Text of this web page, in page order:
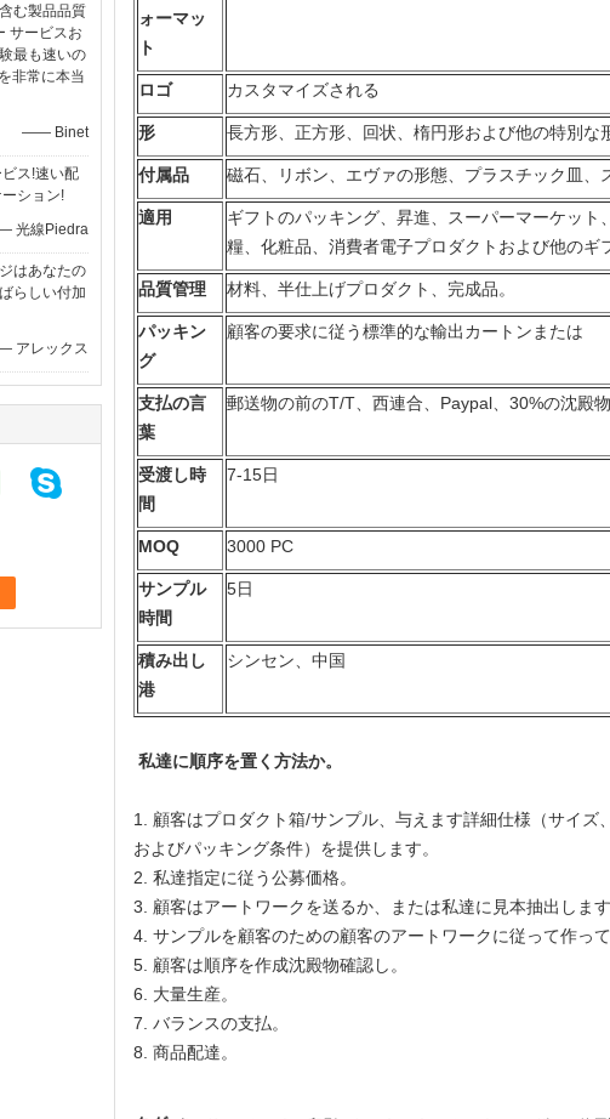
む製品品質
サービスお
最も速いの
非常に本当
—— Binet
ス!速い配
ション!
光線Piedra
はあなたの
らしい付加
アレックス
ォーマッ
ト
ロゴ カスタマイズされる
形 長方形、正方形、回状、楕円形および他の特別な
付属品 磁石、リボン、エヴァの形態、プラスチック皿、
適用
ギフトのパッキング、昇進、スーパーマーケット
糧、化粧品、消費者電子プロダクトおよび他のギ
品質管理 材料、半仕上げプロダクト、完成品。
パッキン
グ
顧客の要求に従う標準的な輸出カートンまたは
支払の言
葉
郵送物の前のT/T、西連合、Paypal、30%の沈殿
受渡し時
間
7-15日
MOQ 3000 PC
サンプル
時間
5日
積み出し
港
シンセン、中国
私達に順序を置く方法か。
1. 顧客はプロダクト箱/サンプル、与えます詳細仕様（サイ
およびパッキング条件）を提供します。
2. 私達指定に従う公募価格。
3. 顧客はアートワークを送るか、または私達に見本抽出します
4. サンプルを顧客のための顧客のアートワークに従って作って
5. 顧客は順序を作成沈殿物確認し。
6. 大量生産。
7. バランスの支払。
8. 商品配達。